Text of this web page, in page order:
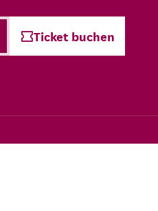
Sprache Deutsch
Ticket buchen